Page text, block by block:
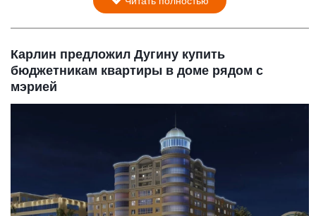
Карлин предложил Дугину купить
бюджетникам квартиры в доме рядом с
мэрией